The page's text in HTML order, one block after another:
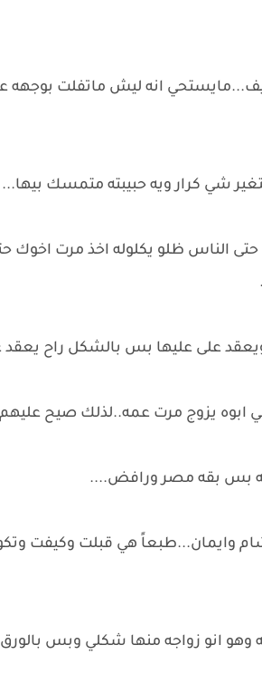
انه ليش ماتفلت بوجهه
شي كرار ويه حبيبته متمسك بيها...
الناس ظلو يكلوله اخذ مرت اخوك
على عليها بس بالشكل راح يعقد
ابوه يزوج مرت عمه..لذلك صيح
بس بقه مصر ورافض....
وايمان...طبعاً هي قبلت وكيفت
انو زواجه منها شكلي وبس